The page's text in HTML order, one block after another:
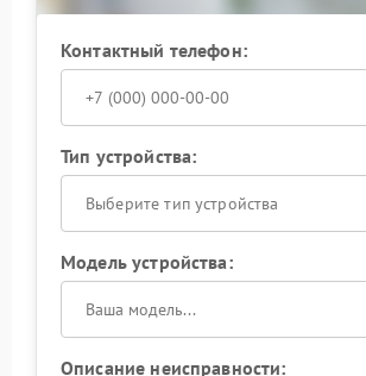
Контактный телефон:
Тип устройства:
Выберите тип устройства
Модель устройства:
Описание неисправности: